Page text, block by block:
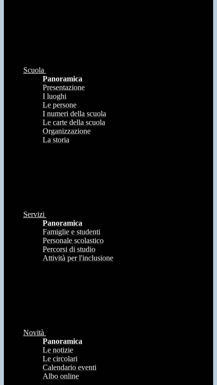
Scuola
Panoramica
Presentazione
I luoghi
Le persone
I numeri della scuola
Le carte della scuola
Organizzazione
La storia
Servizi
Panoramica
Famiglie e studenti
Personale scolastico
Percorsi di studio
Attività per l'inclusione
Novità
Panoramica
Le notizie
Le circolari
Calendario eventi
Albo online